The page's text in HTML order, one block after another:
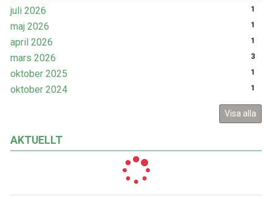
juli 2026 1
maj 2026 1
april 2026 1
mars 2026 3
oktober 2025 1
oktober 2024 1
Visa alla
AKTUELLT